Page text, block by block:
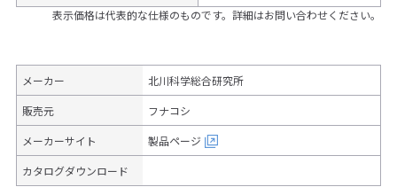
表示価格は代表的な仕様のものです。詳細はお問い合わせください。
メーカー 北川科学総合研究所
販売元 フナコシ
メーカーサイト 製品ページ
カタログダウンロード